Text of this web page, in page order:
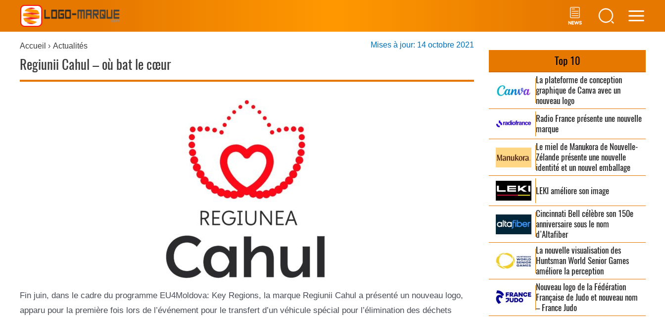
Accueil Actualités
Regiunii Cahul – où bat le cœur
Mises à jour: 14 octobre 2021
Fin juin, dans le cadre du programme EU4Moldova: Key Regions, la marque Regiunii Cahul a présenté un nouveau logo,
apparu pour la première fois lors de l’événement pour le transfert d’un véhicule spécial pour l’élimination des déchets
Top 10
La plateforme de conception
graphique de Canva avec un
nouveau logo
Radio France présente une nouvelle
marque
Le miel de Manukora de Nouvelle-
Zélande présente une nouvelle
identité et un nouvel emballage
LEKI améliore son image
Cincinnati Bell célèbre son 150e
anniversaire sous le nom
d’Altafiber
La nouvelle visualisation des
Huntsman World Senior Games
améliore la perception
Nouveau logo de la Fédération
Française de Judo et nouveau nom
– France Judo